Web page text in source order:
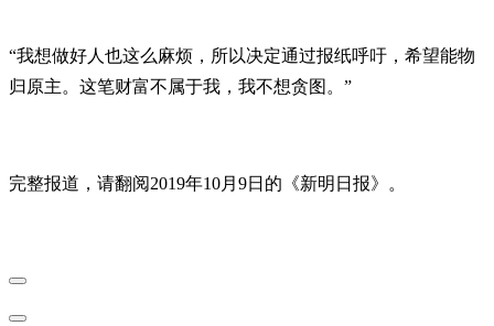
“我想做好人也这么麻烦，所以决定通过报纸呼吁，希望能物
归原主。这笔财富不属于我，我不想贪图。”
完整报道，请翻阅2019年10月9日的《新明日报》。